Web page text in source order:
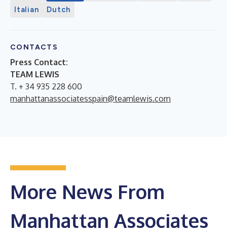
Italian Dutch
CONTACTS
Press Contact:
TEAM LEWIS
T. + 34 935 228 600
manhattanassociatesspain@teamlewis.com
More News From
Manhattan Associates